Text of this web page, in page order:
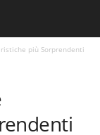
più Sorprendenti